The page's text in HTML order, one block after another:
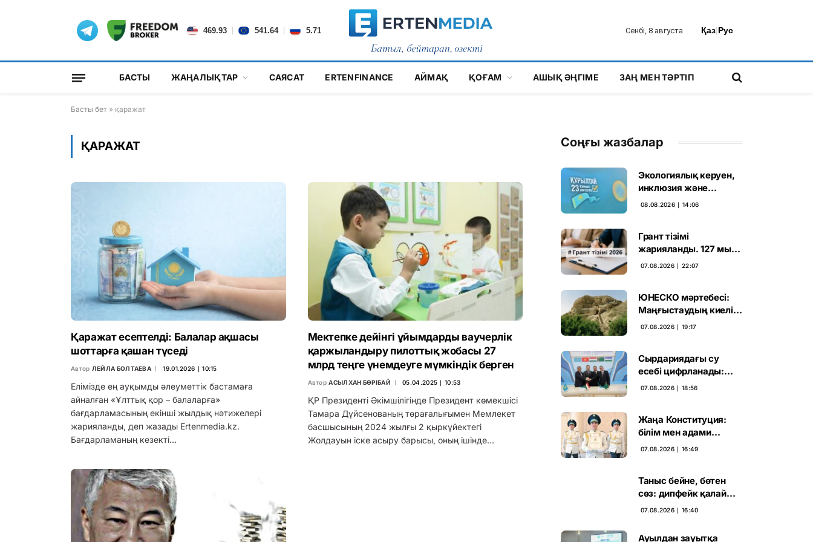
469.93 541.64 5.71 Сенбі, 8 августа Қаз|Рус
БАСТЫ ЖАҢАЛЫҚТАР САЯСАТ ERTENFINANCE АЙМАҚ ҚОҒАМ АШЫҚ ӘҢГІМЕ ЗАҢ МЕН ТӘРТІП
Басты бет » қаражат
ҚАРАЖАТ
Қаражат есептелді: Балалар ақшасы
шоттарға қашан түседі
Автор ЛЕЙЛА БОЛТАЕВА 19.01.2026 ∣ 10:15
Елімізде ең ауқымды әлеуметтік бастамаға
айналған «Ұлттық қор – балаларға»
бағдарламасының екінші жылдық нәтижелері
жарияланды, деп жазады Ertenmedia.kz.
Бағдарламаның кезекті…
Мектепке дейінгі ұйымдарды ваучерлік
қаржыландыру пилоттық жобасы 27
млрд теңге үнемдеуге мүмкіндік берген
Автор АСЫЛХАН БӨРІБАЙ 05.04.2025 ∣ 10:53
ҚР Президенті Әкімшілігінде Президент көмекшісі
Тамара Дүйсенованың төрағалығымен Мемлекет
басшысының 2024 жылғы 2 қыркүйектегі
Жолдауын іске асыру барысы, оның ішінде…
Соңғы жазбалар
Экологиялық керуен,
инклюзия және
өндірісті қолдау:
08.08.2026 ∣ 14:06
Грант тізімі
жарияланды. 127 мың
талапкердің
07.08.2026 ∣ 22:07
ЮНЕСКО мәртебесі:
Маңғыстаудың киелі
мұрасын қорғаудың
07.08.2026 ∣ 19:17
Сырдариядағы су
есебі цифрланады:
Орталық Азия ортақ
07.08.2026 ∣ 18:56
Жаңа Конституция:
білім мен адами
капиталға салынған
07.08.2026 ∣ 16:49
Таныс бейне, бөтен
сөз: дипфейк қалай
жұмыс істейді
07.08.2026 ∣ 16:40
Ауылдан зауытқа